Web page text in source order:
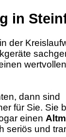
in
der
dann sind
für Sie. Sie
einen
seriös und